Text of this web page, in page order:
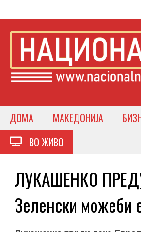
ДОМА МАКЕДОНИЈА
ВО ЖИВО
ЛУКАШЕНКО
Зеленски можеби